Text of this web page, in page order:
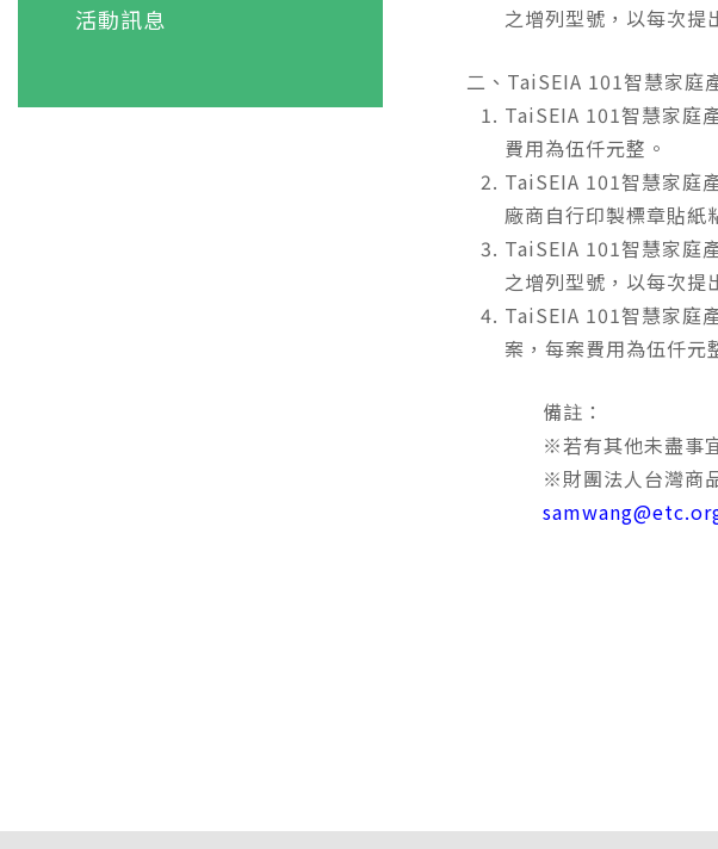
之增列型號，以每次提
二、TaiSEIA 101智慧家庭
TaiSEIA 101智慧家庭
費用為伍仟元整。
TaiSEIA 101智慧家庭
廠商自行印製標章貼紙
TaiSEIA 101智慧家庭
之增列型號，以每次提
TaiSEIA 101智慧家庭
案，每案費用為伍仟元
備註：
※若有其他未盡事
※財團法人台灣商
活動訊息